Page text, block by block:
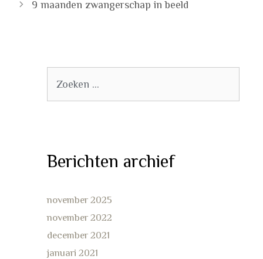
9 maanden zwangerschap in beeld
naar:
Berichten archief
november 2025
november 2022
december 2021
januari 2021